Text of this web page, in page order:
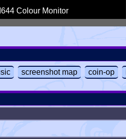
Colour Monitor
screenshot map coin-op